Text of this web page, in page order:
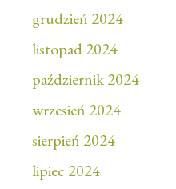
grudzień 2024
listopad 2024
październik 2024
wrzesień 2024
sierpień 2024
lipiec 2024